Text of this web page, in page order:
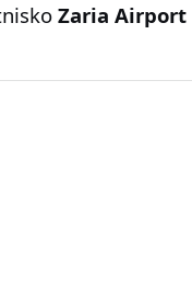
Zaria Airport